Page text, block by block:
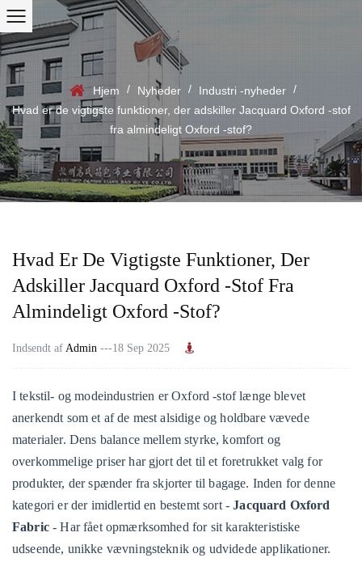
Hjem / Nyheder / Industri -nyheder /
Hvad er de vigtigste funktioner, der adskiller Jacquard Oxford -stof
fra almindeligt Oxford -stof?
Hvad Er De Vigtigste Funktioner, Der
Adskiller Jacquard Oxford -stof Fra
Almindeligt Oxford -stof?
Indsendt af Admin ---18 Sep 2025
I tekstil- og modeindustrien er Oxford -stof længe blevet
anerkendt som et af de mest alsidige og holdbare vævede
materialer. Dens balance mellem styrke, komfort og
overkommelige priser har gjort det til et foretrukket valg for
produkter, der spænder fra skjorter til bagage. Inden for denne
kategori er der imidlertid en bestemt sort -Jacquard Oxford
Fabric- Har fået opmærksomhed for sit karakteristiske
udseende, unikke vævningsteknik og udvidede applikationer.